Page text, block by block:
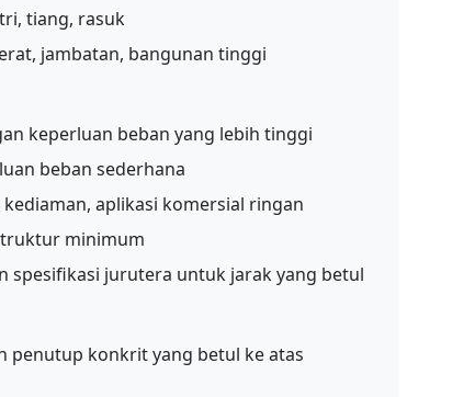
tiang, rasuk
jambatan, bangunan tinggi
keperluan beban yang lebih tinggi
beban sederhana
aplikasi komersial ringan
minimum
spesifikasi jurutera untuk jarak yang betul
penutup konkrit yang betul ke atas